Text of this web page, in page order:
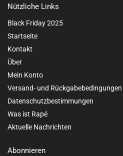
Nützliche Links
Black Friday 2025
Startseite
Kontakt
Über
Mein Konto
Versand- und Rückgabebedingungen
Datenschutzbestimmungen
Was ist Rapé
Aktuelle Nachrichten
Abonnieren